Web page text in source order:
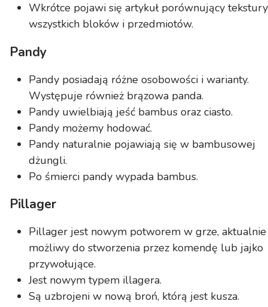
Wkrótce pojawi się artykuł porównujący tekstury
wszystkich bloków i przedmiotów.
Pandy
Pandy posiadają różne osobowości i warianty.
Występuje również brązowa panda.
Pandy uwielbiają jeść bambus oraz ciasto.
Pandy możemy hodować.
Pandy naturalnie pojawiają się w bambusowej
dżungli.
Po śmierci pandy wypada bambus.
Pillager
Pillager jest nowym potworem w grze, aktualnie
możliwy do stworzenia przez komendę lub jajko
przywołujące.
Jest nowym typem illagera.
Są uzbrojeni w nową broń, którą jest kusza.